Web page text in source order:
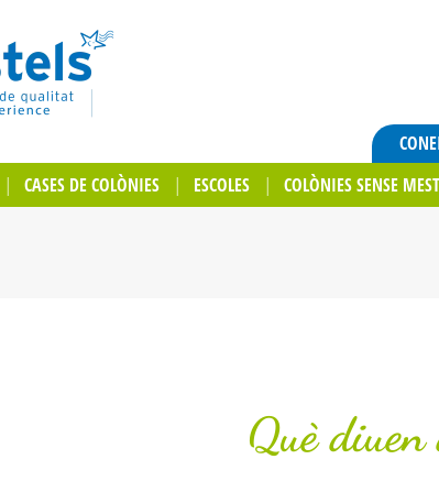
CASES DE COLÒNIES ESCOLES COLÒNIES SENSE
Què